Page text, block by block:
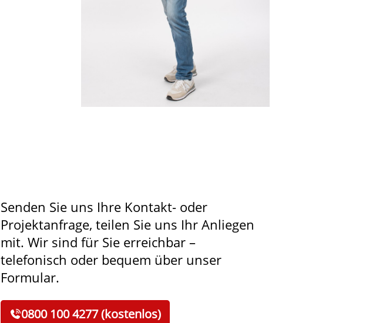
Senden Sie uns Ihre Kontakt- oder
Projektanfrage, teilen Sie uns Ihr Anliegen
mit. Wir sind für Sie erreichbar –
telefonisch oder bequem über unser
Formular.
0800 100 4277 (kostenlos)